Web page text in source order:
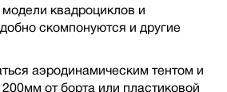
квадроциклов и
скомпонуются и другие
аэродинамическим тентом и
от борта или пластиковой